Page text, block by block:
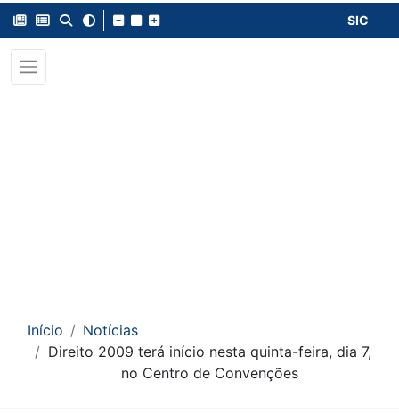
SIC
Início
Notícias
Direito 2009 terá início nesta quinta-feira, dia 7,
no Centro de Convenções